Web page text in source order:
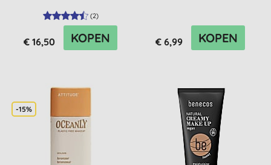
(2)
€ 16,50 KOPEN € 6,99 KOPEN
-15%